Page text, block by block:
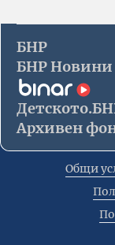
БНР
БНР Новини
Архивен
Общи